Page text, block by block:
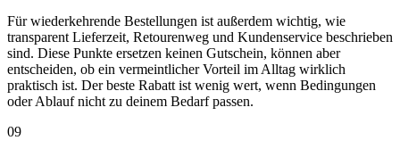
Für wiederkehrende Bestellungen ist außerdem wichtig, wie
transparent Lieferzeit, Retourenweg und Kundenservice beschrieben
sind. Diese Punkte ersetzen keinen Gutschein, können aber
entscheiden, ob ein vermeintlicher Vorteil im Alltag wirklich
praktisch ist. Der beste Rabatt ist wenig wert, wenn Bedingungen
oder Ablauf nicht zu deinem Bedarf passen.
09